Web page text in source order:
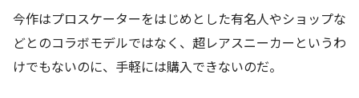
今作はプロスケーターをはじめとした有名人やショップな
どとのコラボモデルではなく、超レアスニーカーというわ
けでもないのに、手軽には購入できないのだ。